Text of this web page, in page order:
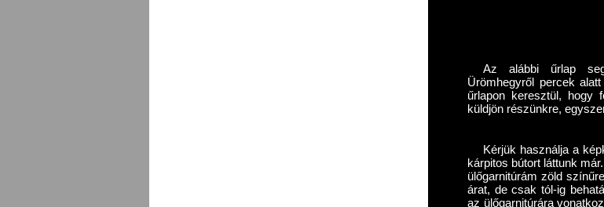
Az alábbi űrlap
Ürömhegyről percek
űrlapon keresztül, hogy
küldjön részünkre,
Kérjük használja a
kárpitos bútort láttunk
ülőgarnitúrám zöld
árat, de csak tól-ig
az ülőgarnitúrára